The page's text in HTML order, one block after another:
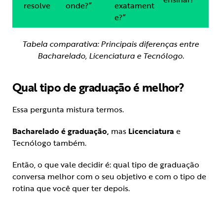
resolve
onde?”
exatament
e?”
Tabela comparativa: Principais diferenças entre
Bacharelado, Licenciatura e Tecnólogo.
Qual tipo de graduação é melhor?
Essa pergunta mistura termos.
Bacharelado é graduação, mas Licenciatura e
Tecnólogo também.
Então, o que vale decidir é: qual tipo de graduação
conversa melhor com o seu objetivo e com o tipo de
rotina que você quer ter depois.